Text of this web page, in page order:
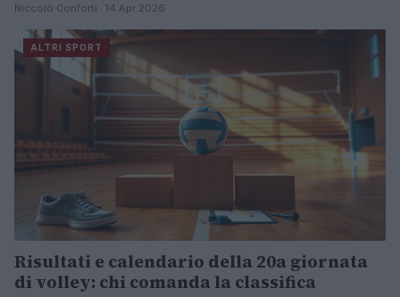
Niccolò Conforti · 14 Apr 2026
ALTRI SPORT
Risultati e calendario della 20a giornata
di volley: chi comanda la classifica